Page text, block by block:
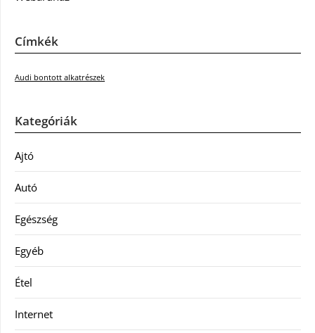
Címkék
Audi bontott alkatrészek
Kategóriák
Ajtó
Autó
Egészség
Egyéb
Étel
Internet